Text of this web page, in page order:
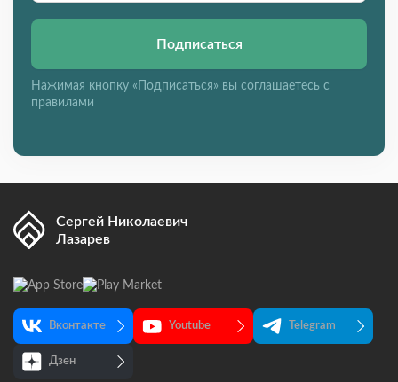
Подписаться
Нажимая кнопку «Подписаться» вы соглашаетесь с
правилами
Сергей Николаевич
Лазарев
Вконтакте Youtube Telegram
Дзен